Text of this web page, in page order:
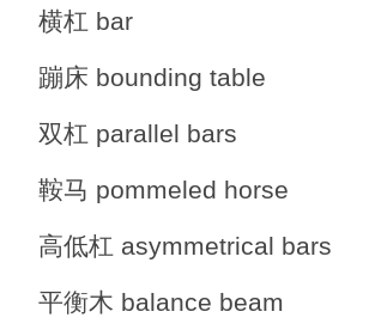
横杠 bar
蹦床 bounding table
双杠 parallel bars
鞍马 pommeled horse
高低杠 asymmetrical bars
平衡木 balance beam